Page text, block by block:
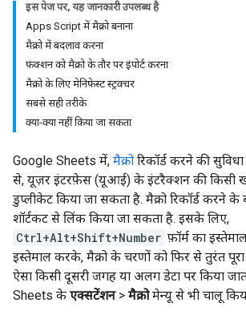
इस पेज पर, यह जानकारी उपलब्ध है
Apps Script में मैक्रो बनाना
मैक्रो में बदलाव करना
फ़ंक्शन को मैक्रो के तौर पर इंपोर्ट करना
मैक्रो के लिए मेनिफ़ेस्ट स्ट्रक्चर
सबसे सही तरीके
क्या-क्या नहीं किया जा सकता
Google Sheets में, मैक्रो रिकॉर्ड करने की
से, यूज़र इंटरफ़ेस (यूआई) के इंटरैक्शन की किसी
डुप्लीकेट किया जा सकता है. मैक्रो रिकॉर्ड करने के
शॉर्टकट से लिंक किया जा सकता है. इसके लिए,
Ctrl+Alt+Shift+Number फ़ॉर्म का
इस्तेमाल करके, मैक्रो के चरणों को फिर से तुरंत
ऐसा किसी दूसरी जगह या अलग डेटा पर किया
Sheets के एक्सटेंशन > मैक्रोमेन्यू से भी चालू